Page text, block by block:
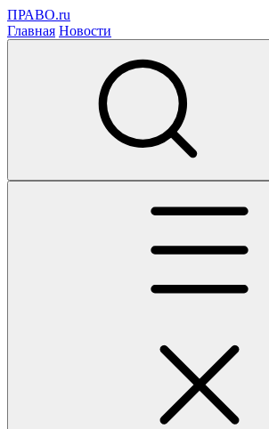
ПРАВО.ru
Главная Новости